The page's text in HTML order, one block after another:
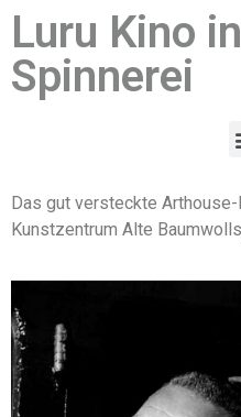
Luru Kino
Spinnerei
Das gut versteckte
Kunstzentrum Alte